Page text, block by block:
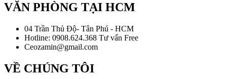
VĂN PHÒNG TẠI HCM
04 Trần Thủ Độ- Tân Phú - HCM
Hotline: 0908.624.368 Tư vấn Free
Ceozamin@gmail.com
VỀ CHÚNG TÔI